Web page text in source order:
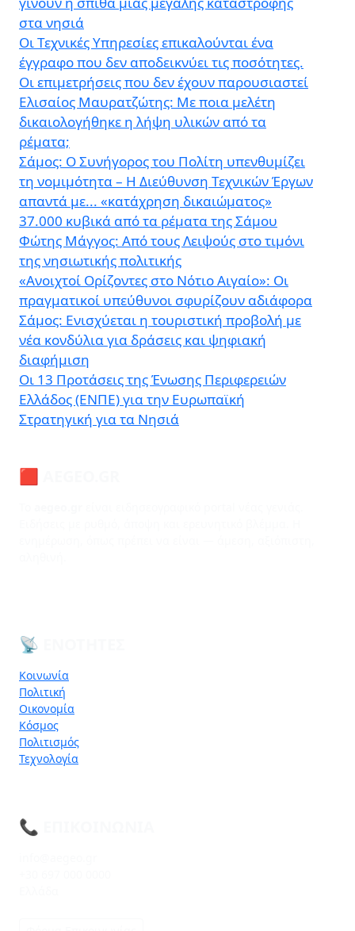
στα νησιά
Οι Τεχνικές Υπηρεσίες επικαλούνται ένα
έγγραφο που δεν αποδεικνύει τις ποσότητες.
Οι επιμετρήσεις που δεν έχουν παρουσιαστεί
Ελισαίος Μαυρατζώτης: Με ποια μελέτη
δικαιολογήθηκε η λήψη υλικών από τα
ρέματα;
Σάμος: Ο Συνήγορος του Πολίτη υπενθυμίζει
τη νομιμότητα – Η Διεύθυνση Τεχνικών Έργων
απαντά με... «κατάχρηση δικαιώματος»
37.000 κυβικά από τα ρέματα της Σάμου
Φώτης Μάγγος: Από τους Λειψούς στο τιμόνι
της νησιωτικής πολιτικής
«Ανοιχτοί Ορίζοντες στο Νότιο Αιγαίο»: Οι
πραγματικοί υπεύθυνοι σφυρίζουν αδιάφορα
Σάμος: Ενισχύεται η τουριστική προβολή με
νέα κονδύλια για δράσεις και ψηφιακή
διαφήμιση
Οι 13 Προτάσεις της Ένωσης Περιφερειών
Ελλάδος (ΕΝΠΕ) για την Ευρωπαϊκή
Στρατηγική για τα Νησιά
🟥 AEGEO.GR
📡 ΕΝΌΤΗΤΕΣ
Κοινωνία
Πολιτική
Οικονομία
Κόσμος
Πολιτισμός
Τεχνολογία
📞 ΕΠΙΚΟΙΝΩΝΊΑ